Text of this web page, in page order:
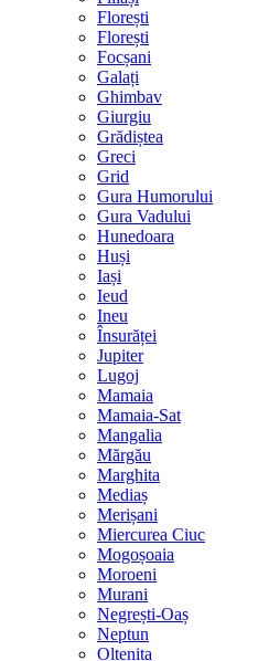
Florești
Florești
Focșani
Galați
Ghimbav
Giurgiu
Grădiștea
Greci
Grid
Gura Humorului
Gura Vadului
Hunedoara
Huși
Iași
Ieud
Ineu
Însurăței
Jupiter
Lugoj
Mamaia
Mamaia-Sat
Mangalia
Mărgău
Marghita
Mediaș
Merișani
Miercurea Ciuc
Mogoșoaia
Moroeni
Murani
Negrești-Oaș
Neptun
Oltenița